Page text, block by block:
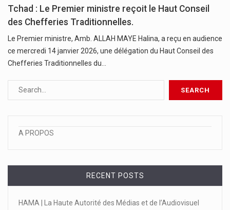
Tchad : Le Premier ministre reçoit le Haut Conseil
des Chefferies Traditionnelles.
Le Premier ministre, Amb. ALLAH MAYE Halina, a reçu en audience
ce mercredi 14 janvier 2026, une délégation du Haut Conseil des
Chefferies Traditionnelles du…
A PROPOS
RECENT POSTS
HAMA | La Haute Autorité des Médias et de l’Audiovisuel